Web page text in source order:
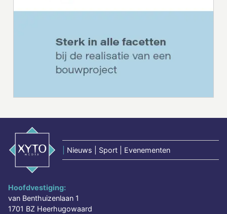
Nieuws | Sport | Evenementen
Hoofdvestiging:
van Benthuizenlaan 1
1701 BZ Heerhugowaard